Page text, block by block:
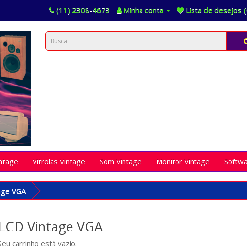
(11) 2308-4673 Minha conta Lista de desejos
Vitrolas Vintage Som Vintage Monitor Vintage
VGA
LCD Vintage VGA
carrinho está vazio.